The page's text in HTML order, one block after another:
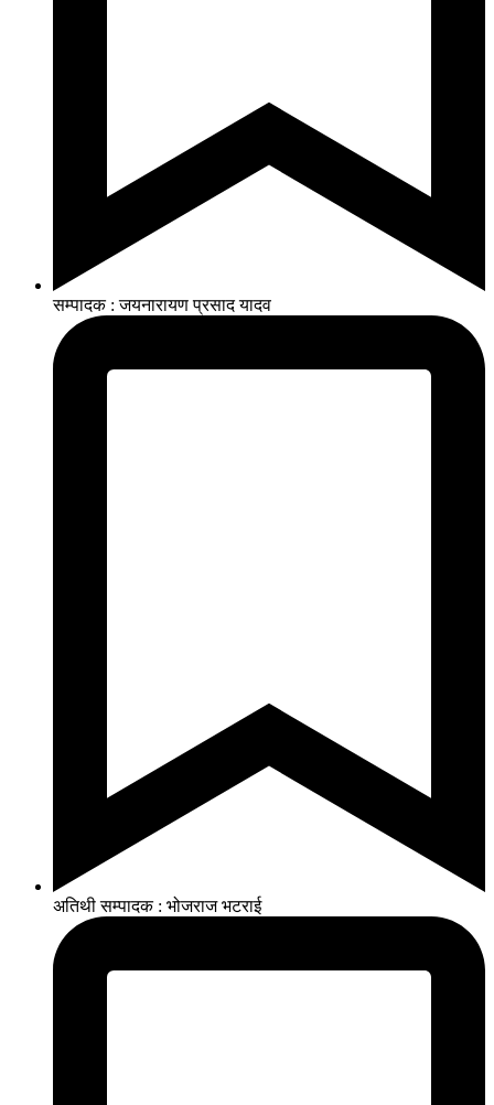
सम्पादक : जयनारायण प्रसाद यादव
अतिथी सम्पादक : भोजराज भटराई